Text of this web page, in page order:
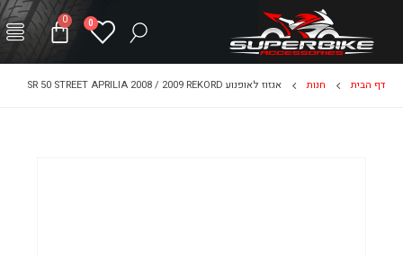
0
0
דף הבית חנות אגזוז לאופנוע SR 50 STREET APRILIA 2008 / 2009 REKORD